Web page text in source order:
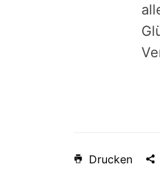
Drucken